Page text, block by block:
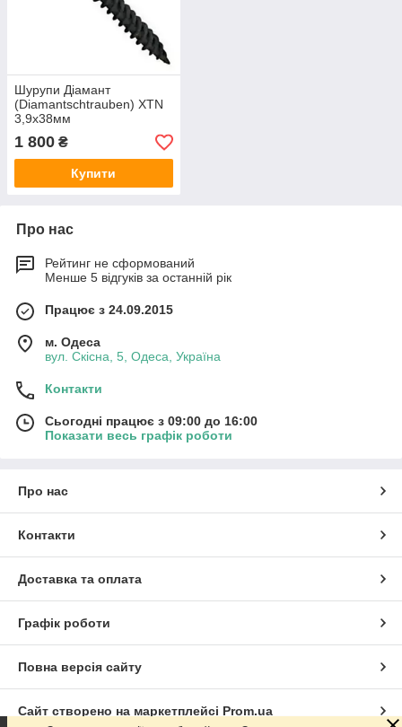
Шурупи Діамант
(Diamantschtrauben) XTN
3,9x38мм
1 800 ₴
Купити
Про нас
Рейтинг не сформований
Менше 5 відгуків за останній рік
Працює з 24.09.2015
м. Одеса
вул. Скісна, 5, Одеса, Україна
Контакти
Сьогодні працює з 09:00 до 16:00
Показати весь графік роботи
Про нас
Контакти
Доставка та оплата
Графік роботи
Повна версія сайту
Сайт створено на маркетплейсі Prom.ua